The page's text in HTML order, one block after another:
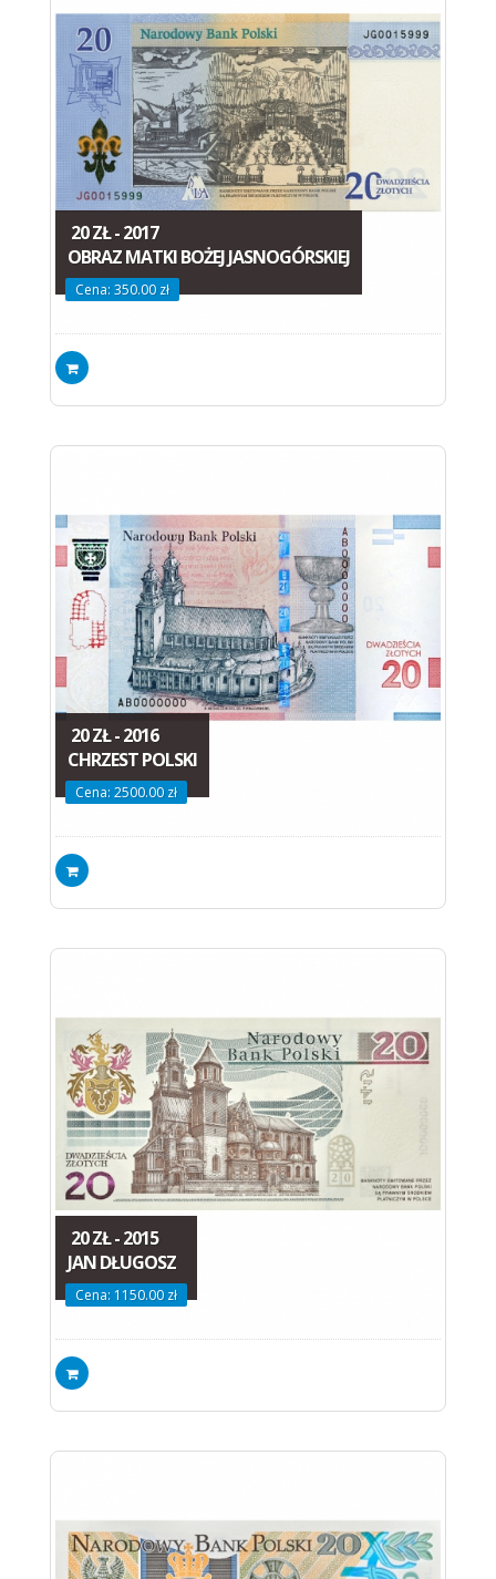
20 ZŁ - 2017
OBRAZ MATKI BOŻEJ JASNOGÓRSKIEJ
Cena: 350.00 zł
20 ZŁ - 2016
CHRZEST POLSKI
Cena: 2500.00 zł
20 ZŁ - 2015
JAN DŁUGOSZ
Cena: 1150.00 zł